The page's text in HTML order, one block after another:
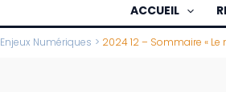
ACCUEIL
Enjeux Numériques 2024 12 – Sommaire «